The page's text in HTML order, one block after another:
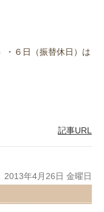
・６日（振替休日）は
記事URL
2013年4月26日 金曜日